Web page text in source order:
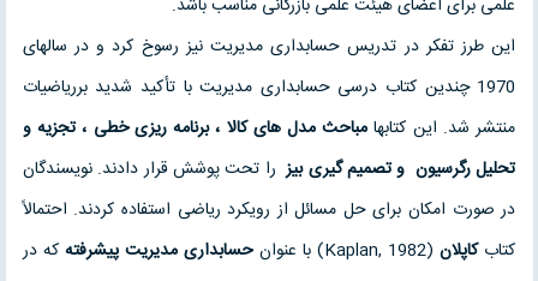
این طرز تفکر در تدریس حسابداری مدیریت نیز رسوخ کرد و در سالهای
1970 چندین کتاب درسی حسابداری مدیریت با تأکید شدید برریاضیات
منتشر شد. این کتابها مباحث مدل های کالا ، برنامه ‏ریزی خطی ، تجزیه و
تحلیل رگرسیون و تصمیم گیری بیزرا تحت پوشش قرار دادند. نویسندگان
در صورت امکان برای حل مسائل از رویکرد ریاضی استفاده کردند. احتمالاً
کتابکاپلان(Kaplan, 1982) با عنوان حسابداری مدیریت پیشرفته که در